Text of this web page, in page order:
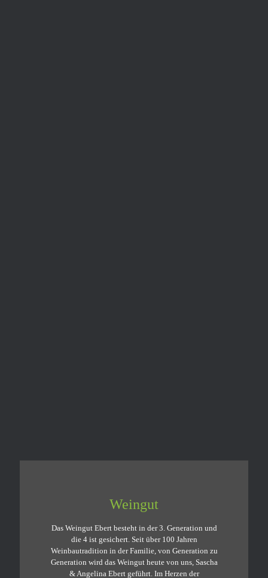
Weingut
Das Weingut Ebert besteht in der 3. Generation und
die 4 ist gesichert. Seit über 100 Jahren
Weinbautradition in der Familie, von Generation zu
Generation wird das Weingut heute von uns, Sascha
& Angelina Ebert geführt. Im Herzen der